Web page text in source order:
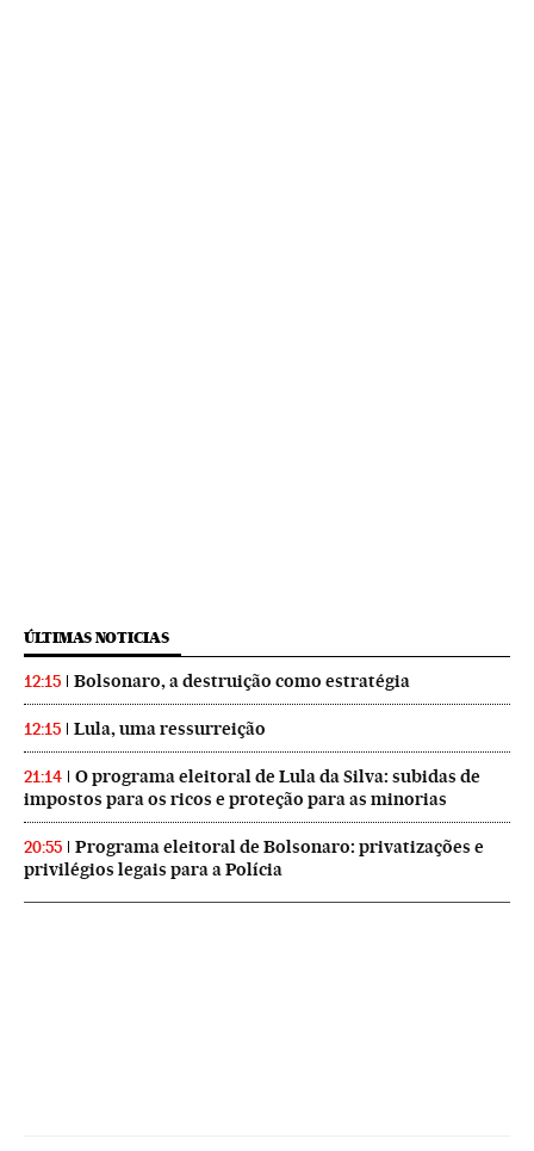
ÚLTIMAS NOTICIAS
12:15 Bolsonaro, a destruição como estratégia
12:15 Lula, uma ressurreição
21:14
O programa eleitoral de Lula da Silva: subidas de
impostos para os ricos e proteção para as minorias
20:55
Programa eleitoral de Bolsonaro: privatizações e
privilégios legais para a Polícia